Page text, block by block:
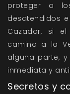
proteger a
desatendidos
Cazador, si
camino a la
alguna parte,
inmediata y
Secretos y